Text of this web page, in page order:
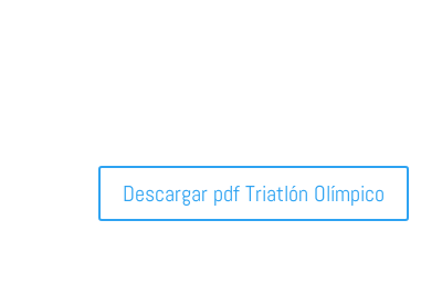
Descargar pdf Triatlón Olímpico